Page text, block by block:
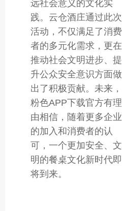
远社会意义的文化实
践。云仓酒庄通过此次
活动，不仅满足了消费
者的多元化需求，更在
推动社会文明进步、提
升公众安全意识方面做
出了积极贡献。未来，
粉色APP下载官方有理
由相信，随着更多企业
的加入和消费者的认
可，一个更加安全、文
明的餐桌文化新时代即
将到来。